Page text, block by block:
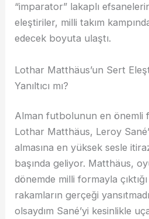
“imparator” lakaplı
eleştiriler, milli takım
edecek boyuta ulaştı.
Lothar Matthäus’un Sert
Yanıltıcı mı?
Alman futbolunun en önemli
Lothar Matthäus, Leroy
almasına en yüksek sesle
başında geliyor. Matthäus,
dönemde milli formayla
rakamların gerçeği
olsaydım Sané’yi kesinlikle